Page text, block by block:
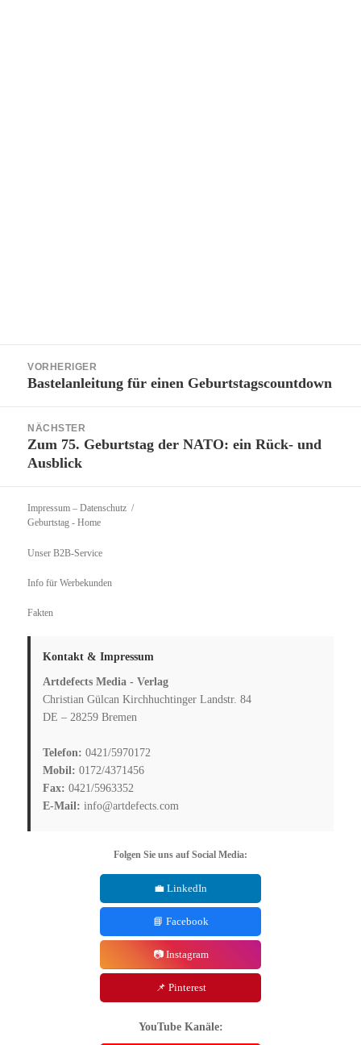
VORHERIGER
Vorheriger
Bastelanleitung für einen Geburtstagscountdown
NÄCHSTER
Nächster
Beitrag:
Zum 75. Geburtstag der NATO: ein Rück- und
Ausblick
Impressum – Datenschutz
Geburtstag - Home
Unser B2B-Service
Info für Werbekunden
Fakten
Kontakt & Impressum
Artdefects Media - Verlag
Christian Gülcan Kirchhuchtinger Landstr. 84
DE – 28259 Bremen
Telefon: 0421/5970172
Mobil: 0172/4371456
Fax: 0421/5963352
E-Mail: info@artdefects.com
Folgen Sie uns auf Social Media:
💼 LinkedIn
📘 Facebook
📷 Instagram
📌 Pinterest
YouTube Kanäle: